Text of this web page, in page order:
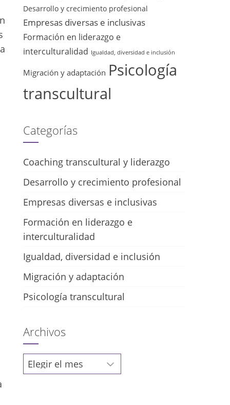
Desarrollo y crecimiento profesional
Empresas diversas e inclusivas
Formación en liderazgo e
interculturalidad Igualdad, diversidad e inclusión
Migración y adaptación Psicología
transcultural
Categorías
Coaching transcultural y liderazgo
Desarrollo y crecimiento profesional
Empresas diversas e inclusivas
Formación en liderazgo e
interculturalidad
Igualdad, diversidad e inclusión
Migración y adaptación
Psicología transcultural
Archivos
Archivos